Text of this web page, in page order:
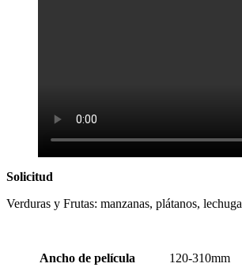
Solicitud
Verduras y Frutas: manzanas, plátanos,
Ancho de película 120-310mm